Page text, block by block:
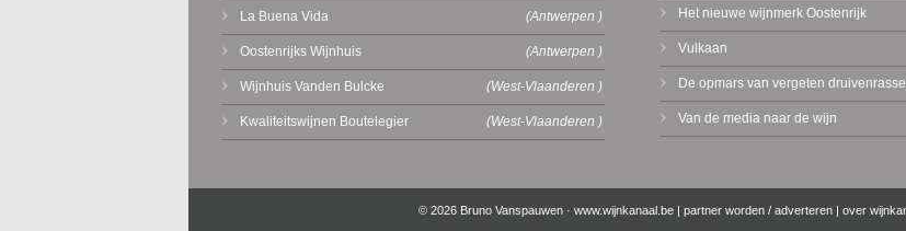
La Buena Vida (Antwerpen )
Oostenrijks Wijnhuis (Antwerpen )
Wijnhuis Vanden Bulcke (West-Vlaanderen )
Kwaliteitswijnen Boutelegier (West-Vlaanderen )
Het nieuwe wijnmerk Oostenrijk
Vulkaan
De opmars van vergeten
Van de media naar de wijn
© 2026 Bruno Vanspauwen · www.wijnkanaal.be | partner worden / adverteren | over